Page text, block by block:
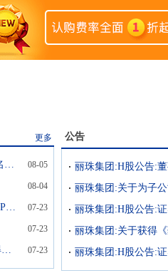
更多
母公司1亿元担保落地！四川光大拿下中药经典名方注册证书，打破行业独家格局→ 08-05
08-04
7月23日晚间公告集锦|证监会同意信诺维科创板IPO注册，普冉股份预计上半年净利润同比增长1925.36%，保利发展上半年净利润同比下降38.96% 07-23
07-23
丽珠集团(000513.SZ)：半夏白术天麻汤颗粒获得《药品注册证书》 07-23
公告
丽珠集团:H股公告:
丽珠集团:关于为子
丽珠集团:H股公告:
丽珠集团:关于获得
丽珠集团:H股公告: